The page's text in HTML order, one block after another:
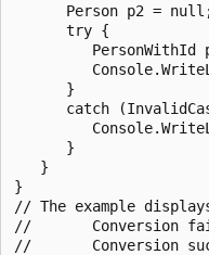
Person p2 =
      try {
PersonWithId
      }
catch
      }
   }
}
// The example
//       Conversion
//       Conversion